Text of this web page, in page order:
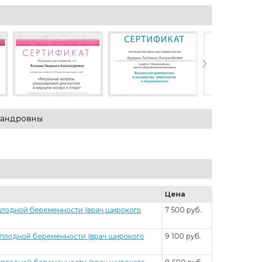
Цена
беременности (врач широкого
7 500 руб.
беременности (врач широкого
9 100 руб.